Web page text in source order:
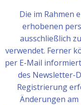
Die im Rahmen
erhobenen
ausschließlich
verwendet. Ferner
per E-Mail
des Newsletter-
Registrierung
Änderungen